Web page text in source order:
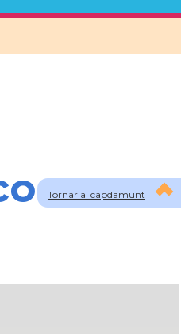
Tornar al capdamunt